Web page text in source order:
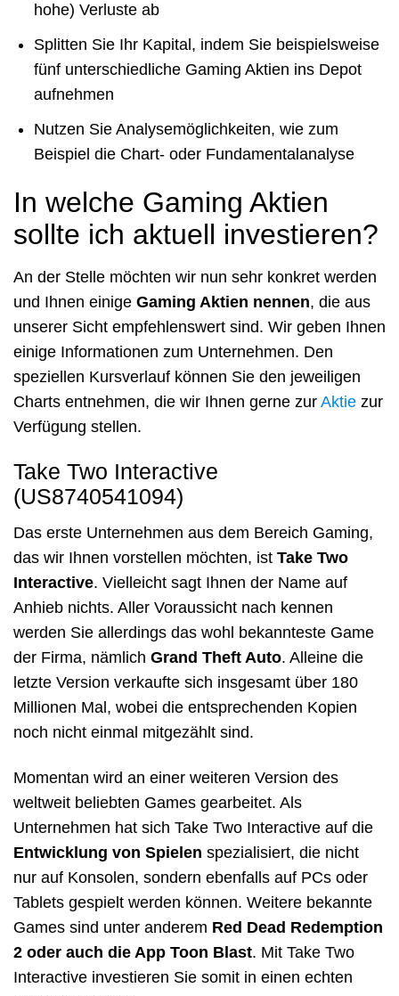
hohe) Verluste ab
Splitten Sie Ihr Kapital, indem Sie beispielsweise
fünf unterschiedliche Gaming Aktien ins Depot
aufnehmen
Nutzen Sie Analysemöglichkeiten, wie zum
Beispiel die Chart- oder Fundamentalanalyse
In welche Gaming Aktien
sollte ich aktuell investieren?
An der Stelle möchten wir nun sehr konkret werden
und Ihnen einige Gaming Aktien nennen, die aus
unserer Sicht empfehlenswert sind. Wir geben Ihnen
einige Informationen zum Unternehmen. Den
speziellen Kursverlauf können Sie den jeweiligen
Charts entnehmen, die wir Ihnen gerne zur Aktie zur
Verfügung stellen.
Take Two Interactive
(US8740541094)
Das erste Unternehmen aus dem Bereich Gaming,
das wir Ihnen vorstellen möchten, ist Take Two
Interactive. Vielleicht sagt Ihnen der Name auf
Anhieb nichts. Aller Voraussicht nach kennen
werden Sie allerdings das wohl bekannteste Game
der Firma, nämlich Grand Theft Auto. Alleine die
letzte Version verkaufte sich insgesamt über 180
Millionen Mal, wobei die entsprechenden Kopien
noch nicht einmal mitgezählt sind.
Momentan wird an einer weiteren Version des
weltweit beliebten Games gearbeitet. Als
Unternehmen hat sich Take Two Interactive auf die
Entwicklung von Spielen spezialisiert, die nicht
nur auf Konsolen, sondern ebenfalls auf PCs oder
Tablets gespielt werden können. Weitere bekannte
Games sind unter anderem Red Dead Redemption
2 oder auch die App Toon Blast. Mit Take Two
Interactive investieren Sie somit in einen echten